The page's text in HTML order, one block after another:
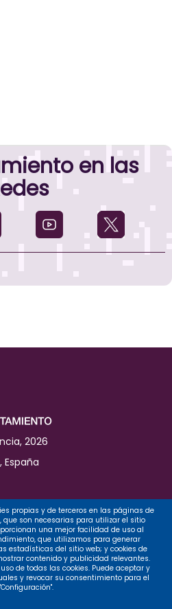
en las
2026
España
propias y de terceros en las páginas de
que son necesarias para utilizar el sitio
una mejor facilidad de uso al
que utilizamos para generar
estadísticas del sitio web; y cookies de
contenido y publicidad relevantes.
uso de todas las cookies. Puede aceptar y
y revocar su consentimiento para el